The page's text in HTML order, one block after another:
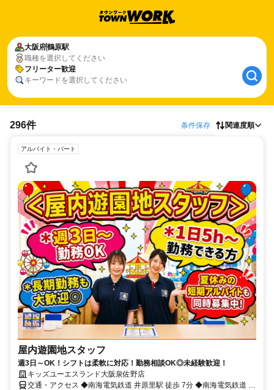
大阪府鶴原駅
職種を選択してください
フリーター歓迎
キーワードを選択してください
296件 条件保存 関連度順
アルバイト・パート
屋内遊園地スタッフ
週3日～OK！シフトは柔軟に対応！勤務相談OK◎未経験歓迎！
キッズユーエスランド大阪泉佐野店
交通・アクセス ◆南海電気鉄道 井原里駅 徒歩 7分 ◆南海電気鉄道 泉